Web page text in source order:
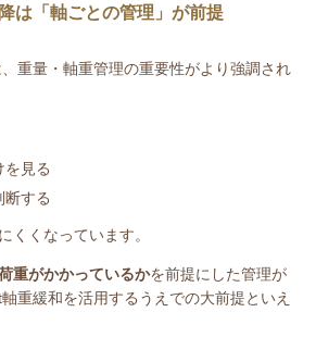
は「軸ごとの管理」が前提
重量・軸重管理の重要性がより強調され
を見る
断する
くくなっています。
重がかかっているかを前提にした管理が
軸重緩和を活用するうえでの大前提といえ